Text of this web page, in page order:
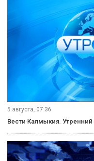
5 августа, 07:36
Вести Калмыкия. Утренний